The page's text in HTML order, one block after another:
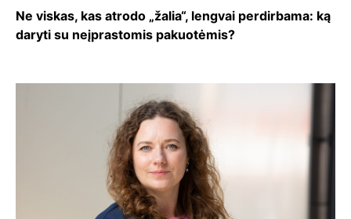
Ne viskas, kas atrodo „žalia“, lengvai perdirbama: ką
daryti su neįprastomis pakuotėmis?